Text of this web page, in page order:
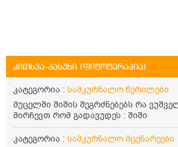
კითხვა-პასუხი (ფიტოტერაპია)
კატეგორია : სამკურნალო წერილები
მუცელში შიშის შეგრძნებებს რა
მირჩევთ რომ გადავუდეს : შიში
კატეგორია : სამკურნალო მცენარეები